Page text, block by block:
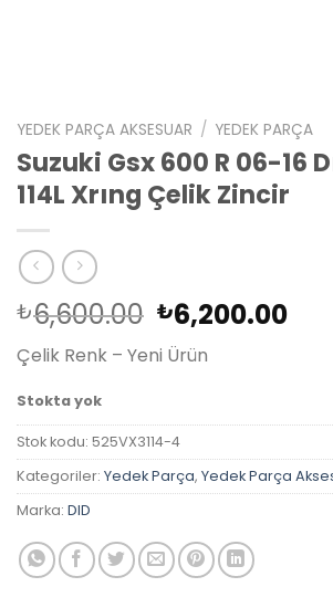
YEDEK PARÇA AKSESUAR / YEDEK PARÇA
Suzuki Gsx 600 R 06-16
114L Xrıng Çelik Zincir
₺6,600.00 Orijinal
fiyat:
₺6,600.00.
₺6,200.00Şu
Çelik Renk – Yeni Ürün
Stokta yok
Stok kodu: 525VX3114-4
Kategoriler: Yedek Parça, Yedek Parça
Marka: DID